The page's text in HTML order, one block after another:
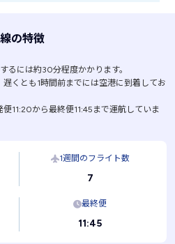
の特徴
るには約30分程度かかります。
くとも1時間前までには空港に到着してお
11:20から最終便11:45まで運航していま
1週間のフライト数
7
最終便
11:45